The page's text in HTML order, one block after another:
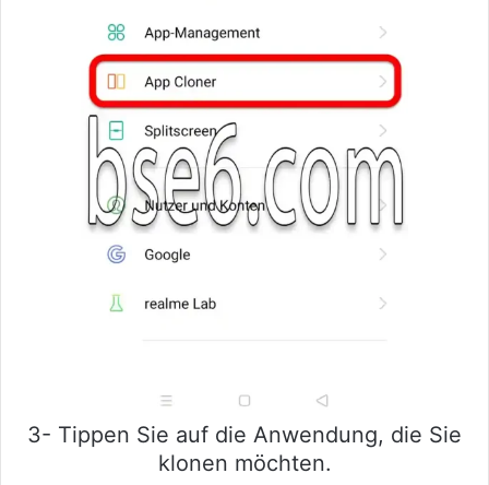
3- Tippen Sie auf die Anwendung, die Sie
klonen möchten.